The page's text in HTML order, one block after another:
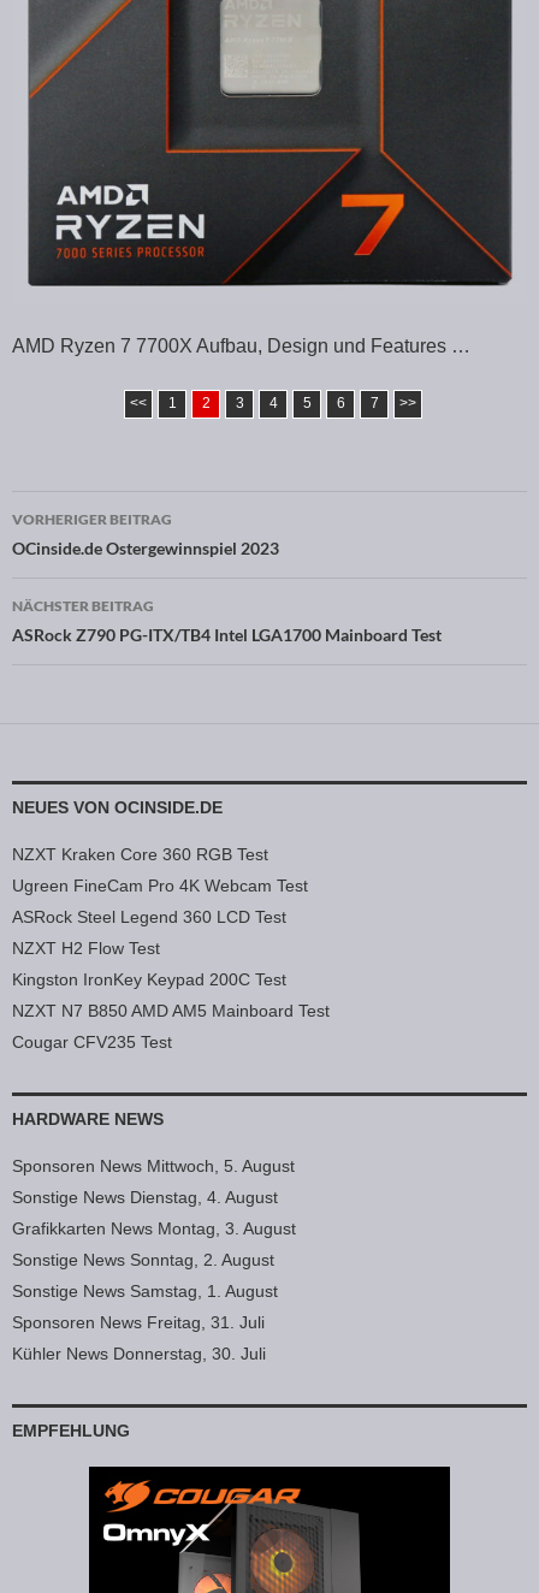
AMD Ryzen 7 7700X Aufbau, Design und Features …
<< 1 2 3 4 5 6 7 >>
Beitragsnavigation
VORHERIGER BEITRAG
OCinside.de Ostergewinnspiel 2023
NÄCHSTER BEITRAG
ASRock Z790 PG-ITX/TB4 Intel LGA1700 Mainboard Test
NEUES VON OCINSIDE.DE
NZXT Kraken Core 360 RGB Test
Ugreen FineCam Pro 4K Webcam Test
ASRock Steel Legend 360 LCD Test
NZXT H2 Flow Test
Kingston IronKey Keypad 200C Test
NZXT N7 B850 AMD AM5 Mainboard Test
Cougar CFV235 Test
HARDWARE NEWS
Sponsoren News Mittwoch, 5. August
Sonstige News Dienstag, 4. August
Grafikkarten News Montag, 3. August
Sonstige News Sonntag, 2. August
Sonstige News Samstag, 1. August
Sponsoren News Freitag, 31. Juli
Kühler News Donnerstag, 30. Juli
EMPFEHLUNG